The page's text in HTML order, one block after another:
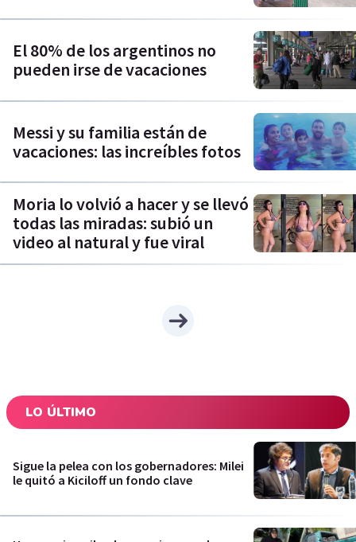
El 80% de los argentinos no
pueden irse de vacaciones
Messi y su familia están de
vacaciones: las increíbles fotos
Moria lo volvió a hacer y se llevó
todas las miradas: subió un
video al natural y fue viral
LO ÚLTIMO
Sigue la pelea con los gobernadores: Milei
le quitó a Kiciloff un fondo clave